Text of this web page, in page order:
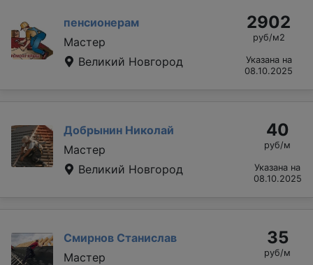
пенсионерам
Мастер
Великий Новгород
2902
руб/м2
Указана на
08.10.2025
Добрынин Николай
Мастер
Великий Новгород
40
руб/м
Указана на
08.10.2025
Смирнов Станислав
Мастер
35
руб/м